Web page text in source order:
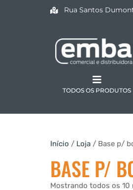
Rua Santos
TODOS OS PRODUTOS
Início / Loja / Base p/
BASE P/
Mostrando todos os 10